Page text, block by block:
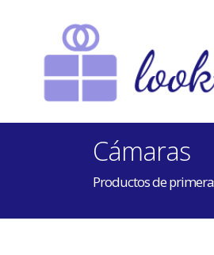
Cámaras
Productos de